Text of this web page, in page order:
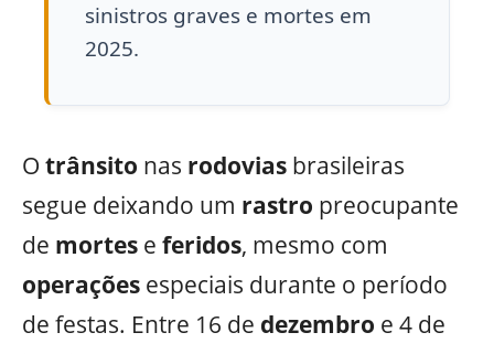
sinistros graves e mortes em
2025.
O trânsito nas rodovias brasileiras
segue deixando um rastro preocupante
de mortes e feridos, mesmo com
operações especiais durante o período
de festas. Entre 16 de dezembro e 4 de